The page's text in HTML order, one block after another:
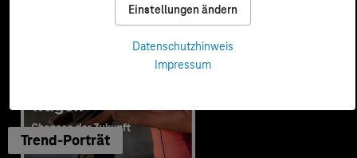
Einstellungen ändern
Datenschutzhinweis
Impressum
Trend-Porträt